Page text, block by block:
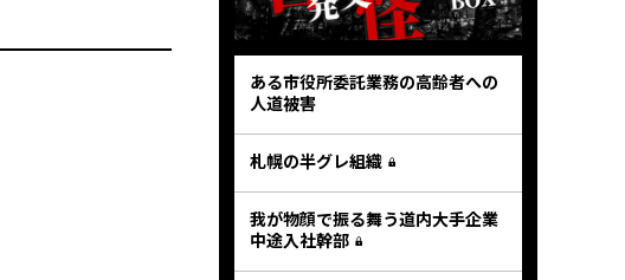
ある市役所委託業務の高齢者への
人道被害
札幌の半グレ組織
我が物顔で振る舞う道内大手企業
中途入社幹部